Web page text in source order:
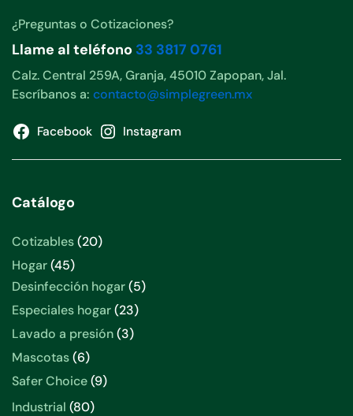
¿Preguntas o Cotizaciones?
Llame al teléfono 33 3817 0761
Calz. Central 259A, Granja, 45010 Zapopan, Jal.
Escríbanos a: contacto@simplegreen.mx
Facebook Instagram
Catálogo
Cotizables 2020
Hogar 4545
productos
Desinfección hogar 55
Especiales hogar 2323
productos
Lavado a presión 33
Mascotas 66
productos
Safer Choice 99
Industrial 8080